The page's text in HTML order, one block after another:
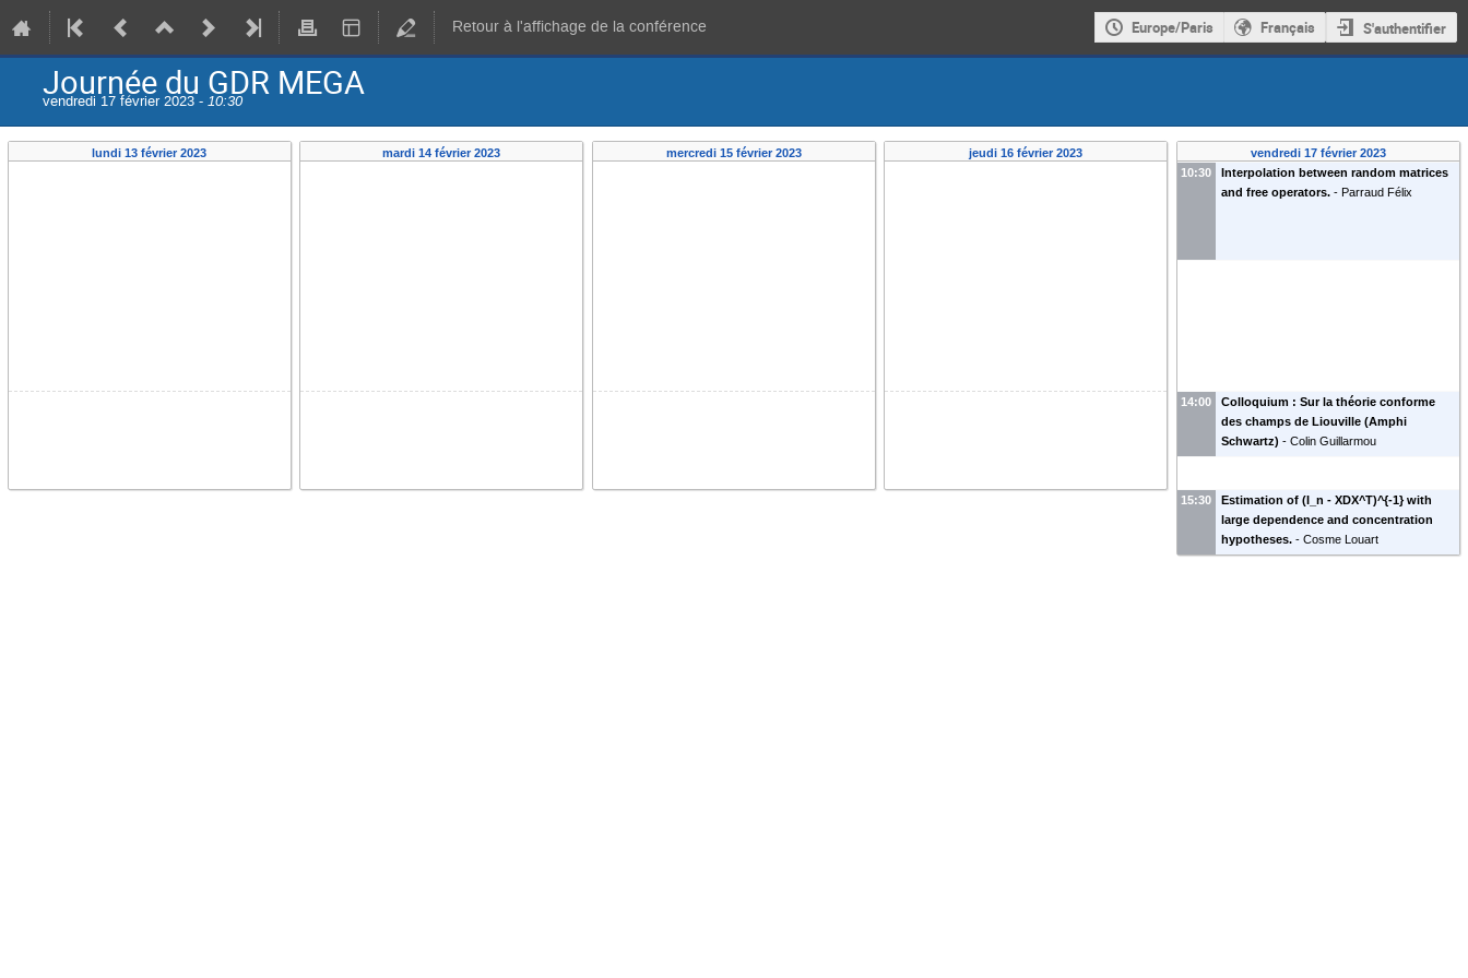
Retour à l'affichage de la conférence Europe/Paris Français S'authentifier
Journée du GDR MEGA
vendredi 17 février 2023 - 10:30
lundi 13 février 2023 mardi 14 février 2023 mercredi 15 février 2023 jeudi 16 février 2023
vendredi 17 février 2023
10:30
Interpolation between random matrices
and free operators. - Parraud Félix
14:00
Colloquium : Sur la théorie conforme
des champs de Liouville (Amphi
Schwartz) - Colin Guillarmou
15:30
Estimation of (I_n - XDX^T)^{-1} with
large dependence and concentration
hypotheses. - Cosme Louart